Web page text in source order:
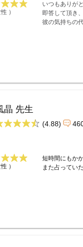
）
いつもありが
即答して頂き
彼の気持ちの
晶 先生
(4.88)
）
短時間にもか
また占ってい